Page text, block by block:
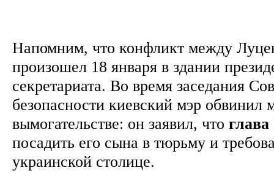
Напомним, что конфликт между
произошел 18 января в здании
секретариата. Во время заседания
безопасности киевский мэр обвинил
вымогательстве: он заявил, что глава
посадить его сына в тюрьму и
украинской столице.